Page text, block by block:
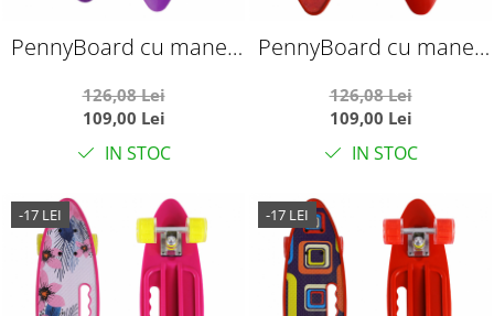
PennyBoard cu maner
Mov
126,08 Lei
109,00 Lei
IN STOC
PennyBoard cu maner
Red
126,08 Lei
109,00 Lei
IN STOC
-17 LEI -17 LEI